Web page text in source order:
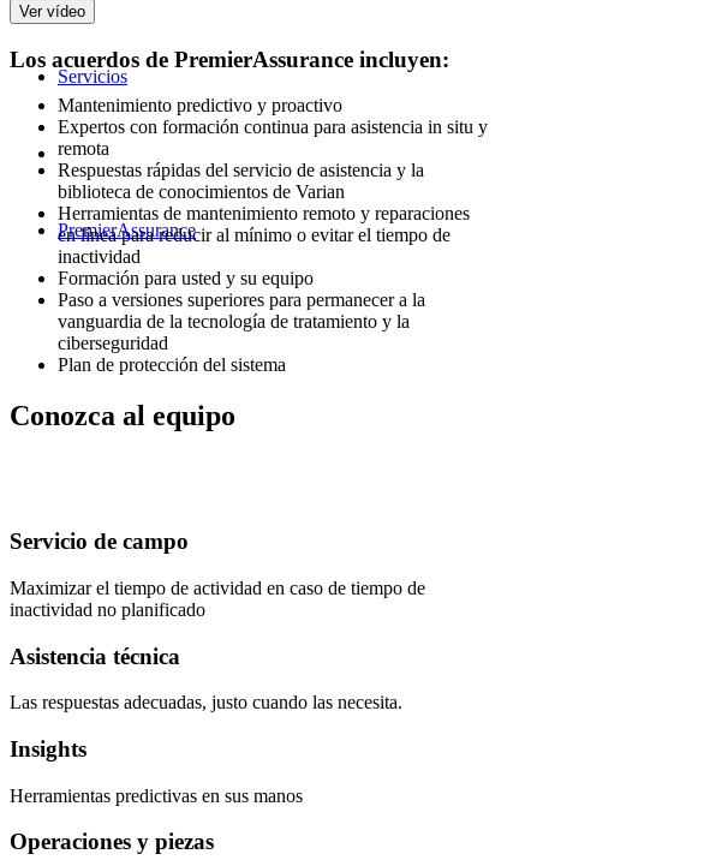
Servicios
PremierAssurance
Ver vídeo
Los acuerdos de PremierAssurance incluyen:
Mantenimiento predictivo y proactivo
Expertos con formación continua para asistencia in situ y
remota
Respuestas rápidas del servicio de asistencia y la
biblioteca de conocimientos de Varian
Herramientas de mantenimiento remoto y reparaciones
en línea para reducir al mínimo o evitar el tiempo de
inactividad
Formación para usted y su equipo
Paso a versiones superiores para permanecer a la
vanguardia de la tecnología de tratamiento y la
ciberseguridad
Plan de protección del sistema
Conozca al equipo
Servicio de campo
Maximizar el tiempo de actividad en caso de tiempo de
inactividad no planificado
Asistencia técnica
Las respuestas adecuadas, justo cuando las necesita.
Insights
Herramientas predictivas en sus manos
Operaciones y piezas